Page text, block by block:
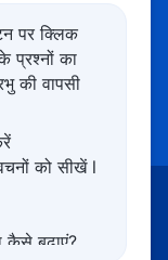
पर क्लिक
प्रश्नों का
की वापसी
को सीखें l
कैसे बढ़ाएं?